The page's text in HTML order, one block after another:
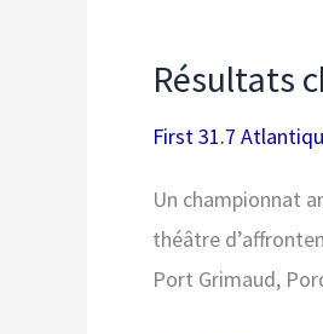
ORLABAY
!
Résultats
First 31.7
Un championnat
théâtre
Port Grimaud,